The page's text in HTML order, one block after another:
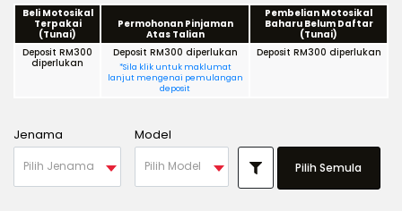
Beli Motosikal
Terpakai
(Tunai)
Permohonan Pinjaman
Atas Talian
Pembelian Motosikal
Baharu Belum Daftar
(Tunai)
Deposit RM300
diperlukan
Deposit RM300 diperlukan
*Sila klik untuk maklumat
lanjut mengenai pemulangan
deposit
Deposit RM300 diperlukan
Jenama
Pilih Jenama
Model
Pilih Model Pilih Semula